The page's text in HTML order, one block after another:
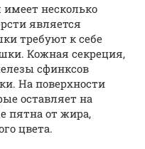
несколько
является
требуют к себе
Кожная секреция,
сфинксов
На поверхности
оставляет на
пятна от жира,
цвета.